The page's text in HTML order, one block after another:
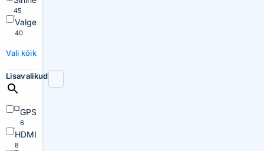
45
Valge
40
Vali kõik
Lisavalikud
GPS
6
HDMI
8